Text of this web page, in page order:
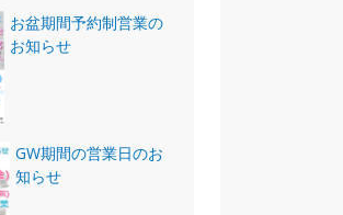
お盆期間予約制営業の
お知らせ
GW期間の営業日のお
知らせ